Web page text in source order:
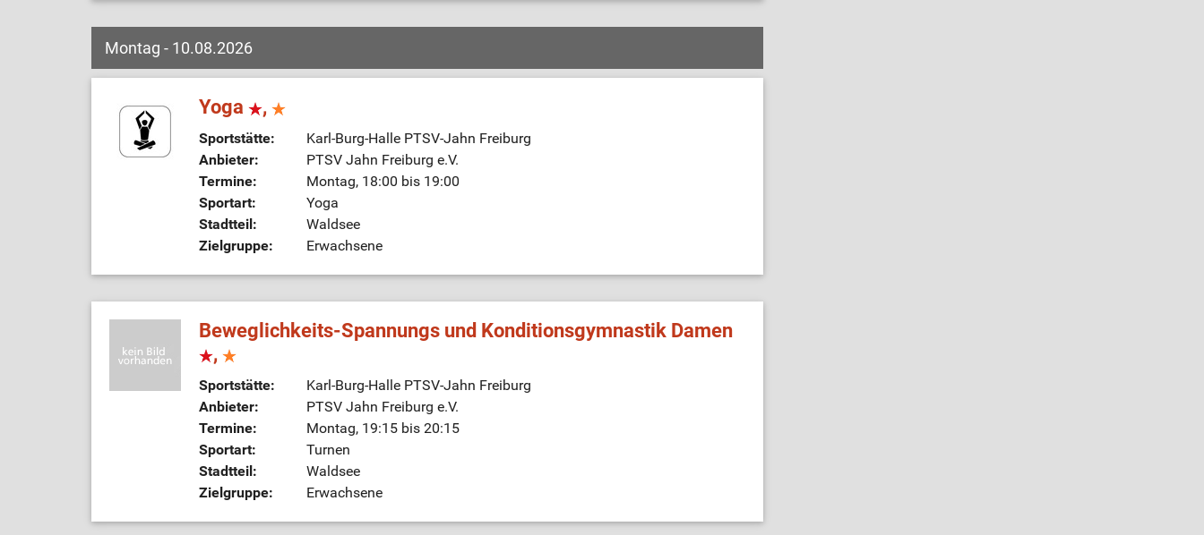
Montag - 10.08.2026
Yoga ,
Sportstätte:
Karl-Burg-Halle PTSV-Jahn Freiburg
Anbieter:
PTSV Jahn Freiburg e.V.
Termine:
Montag, 18:00 bis 19:00
Sportart:
Yoga
Stadtteil:
Waldsee
Zielgruppe:
Erwachsene
Beweglichkeits-Spannungs und Konditionsgymnastik Damen
,
Sportstätte:
Karl-Burg-Halle PTSV-Jahn Freiburg
Anbieter:
PTSV Jahn Freiburg e.V.
Termine:
Montag, 19:15 bis 20:15
Sportart:
Turnen
Stadtteil:
Waldsee
Zielgruppe:
Erwachsene